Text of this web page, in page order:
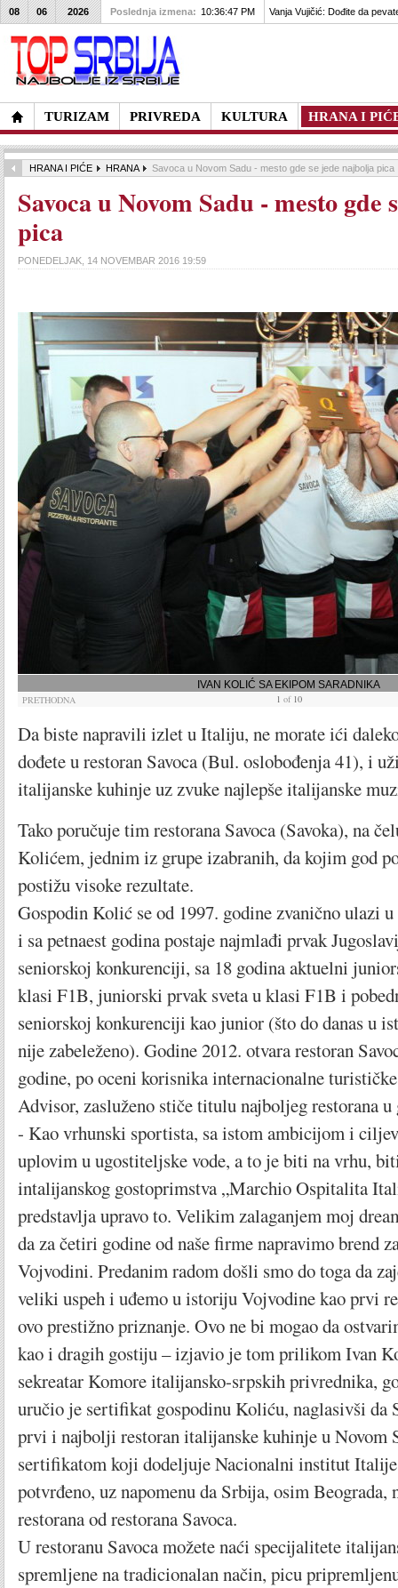
TURIZAM PRIVREDA KULTURA HRANA I
08 06 2026 Poslednja izmena: 10:36:47 PM Vanja Vujičić: Dođite da
HRANA I PIĆE HRANA Savoca u Novom Sadu - mesto gde se jede najbolja pica
Savoca u Novom Sadu - mesto gde
pica
PONEDELJAK, 14 NOVEMBAR 2016 19:59
IVAN KOLIĆ SA EKIPOM SARADNIKA
PRETHODNA 1 of 10
Da biste napravili izlet u Italiju, ne morate ići
dođete u restoran Savoca (Bul. oslobođenja 41), i
italijanske kuhinje uz zvuke najlepše italijanske
Tako poručuje tim restorana Savoca (Savoka), na
Kolićem, jednim iz grupe izabranih, da kojim god
postižu visoke rezultate.
Gospodin Kolić se od 1997. godine zvanično ulazi
i sa petnaest godina postaje najmlađi prvak
seniorskoj konkurenciji, sa 18 godina aktuelni
klasi F1B, juniorski prvak sveta u klasi F1B i
seniorskoj konkurenciji kao junior (što do danas u
nije zabeleženo). Godine 2012. otvara restoran
godine, po oceni korisnika internacionalne
Advisor, zasluženo stiče titulu najboljeg restorana u
- Kao vrhunski sportista, sa istom ambicijom i
uplovim u ugostiteljske vode, a to je biti na vrhu,
intalijanskog gostoprimstva „Marchio Ospitalita
predstavlja upravo to. Velikim zalaganjem moj
da za četiri godine od naše firme napravimo brend
Vojvodini. Predanim radom došli smo do toga da
veliki uspeh i uđemo u istoriju Vojvodine kao prvi
ovo prestižno priznanje. Ovo ne bi mogao da
kao i dragih gostiju – izjavio je tom prilikom Ivan
sekreatar Komore italijansko-srpskih privrednika,
uručio je sertifikat gospodinu Koliću, naglasivši da
prvi i najbolji restoran italijanske kuhinje u Novom
sertifikatom koji dodeljuje Nacionalni institut
potvrđeno, uz napomenu da Srbija, osim Beograda,
restorana od restorana Savoca.
U restoranu Savoca možete naći specijalitete
spremljene na tradicionalan način, picu